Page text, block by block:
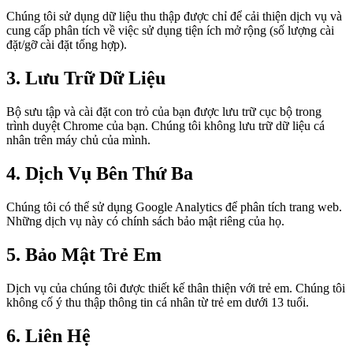
Chúng tôi sử dụng dữ liệu thu thập được chỉ để cải thiện dịch vụ và
cung cấp phân tích về việc sử dụng tiện ích mở rộng (số lượng cài
đặt/gỡ cài đặt tổng hợp).
3. Lưu Trữ Dữ Liệu
Bộ sưu tập và cài đặt con trỏ của bạn được lưu trữ cục bộ trong
trình duyệt Chrome của bạn. Chúng tôi không lưu trữ dữ liệu cá
nhân trên máy chủ của mình.
4. Dịch Vụ Bên Thứ Ba
Chúng tôi có thể sử dụng Google Analytics để phân tích trang web.
Những dịch vụ này có chính sách bảo mật riêng của họ.
5. Bảo Mật Trẻ Em
Dịch vụ của chúng tôi được thiết kế thân thiện với trẻ em. Chúng tôi
không cố ý thu thập thông tin cá nhân từ trẻ em dưới 13 tuổi.
6. Liên Hệ